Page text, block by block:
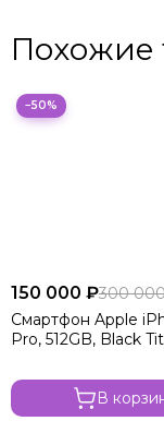
Похожие
−50%
150 000 ₽300
Смартфон Apple
Pro, 512GB, Black
В